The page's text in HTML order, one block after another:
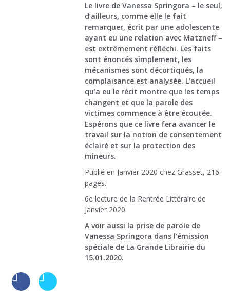
Le livre de Vanessa Springora – le seul,
d’ailleurs, comme elle le fait
remarquer, écrit par une adolescente
ayant eu une relation avec Matzneff –
est extrêmement réfléchi. Les faits
sont énoncés simplement, les
mécanismes sont décortiqués, la
complaisance est analysée. L’accueil
qu’a eu le récit montre que les temps
changent et que la parole des
victimes commence à être écoutée.
Espérons que ce livre fera avancer le
travail sur la notion de consentement
éclairé et sur la protection des
mineurs.
Publié en Janvier 2020 chez Grasset, 216
pages.
6e lecture de la Rentrée Littéraire de
Janvier 2020.
A voir aussi la prise de parole de
Vanessa Springora dans l’émission
spéciale de La Grande Librairie du
15.01.2020.